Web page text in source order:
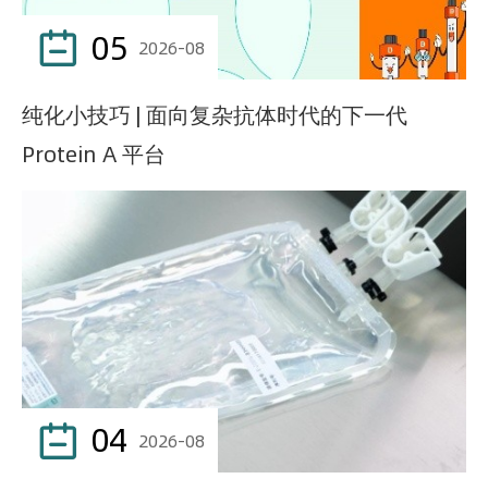
 05 2026-08
纯化小技巧 | 面向复杂抗体时代的下一代
Protein A 平台
 04 2026-08